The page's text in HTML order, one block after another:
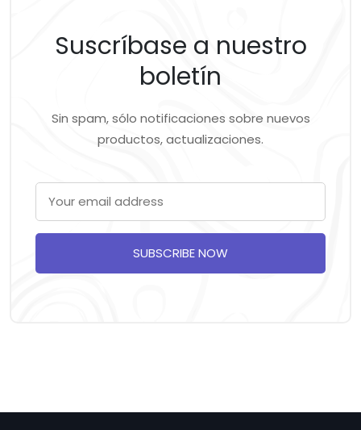
Suscríbase a nuestro
boletín
Sin spam, sólo notificaciones sobre nuevos
productos, actualizaciones.
SUBSCRIBE NOW